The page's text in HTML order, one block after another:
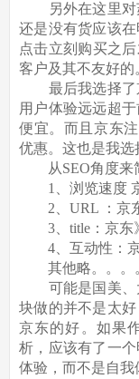
另外在这里对
还是没有货应该
点击立刻购买之
客户及其不友好的
最后我选择了京
用户体验远远超
便宜。而且京东
优惠。这也是我选
从SEO角度来
1、浏览速度 京
2、URL ：京东
3、title：京东
4、互动性：京
其他略。。。
可能是国美、
块做的并不是太
京东的好。如果
析，应该有了一
体验，而不是自我